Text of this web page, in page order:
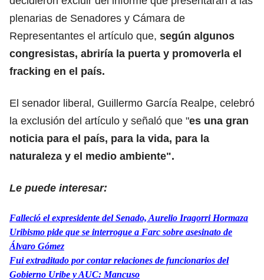
plenarias de Senadores y Cámara de
Representantes el artículo que, según algunos
congresistas, abriría la puerta y promoverla el
fracking en el país.
El senador liberal, Guillermo García Realpe, celebró
la exclusión del artículo y señaló que "es una gran
noticia para el país, para la vida, para la
naturaleza y el medio ambiente".
Le puede interesar:
Falleció el expresidente del Senado, Aurelio Iragorri Hormaza
Uribismo pide que se interrogue a Farc sobre asesinato de
Álvaro Gómez
Fui extraditado por contar relaciones de funcionarios del
Gobierno Uribe y AUC: Mancuso